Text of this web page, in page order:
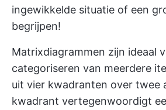
ingewikkelde situatie of een
begrijpen!
Matrixdiagrammen zijn ideaal
categoriseren van meerdere
uit vier kwadranten over twee
kwadrant vertegenwoordigt